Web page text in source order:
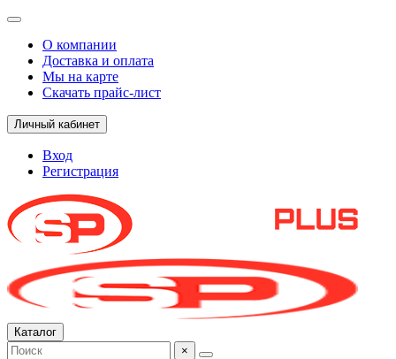
О компании
Доставка и оплата
Мы на карте
Скачать прайс-лист
Личный кабинет
Вход
Регистрация
Каталог
×